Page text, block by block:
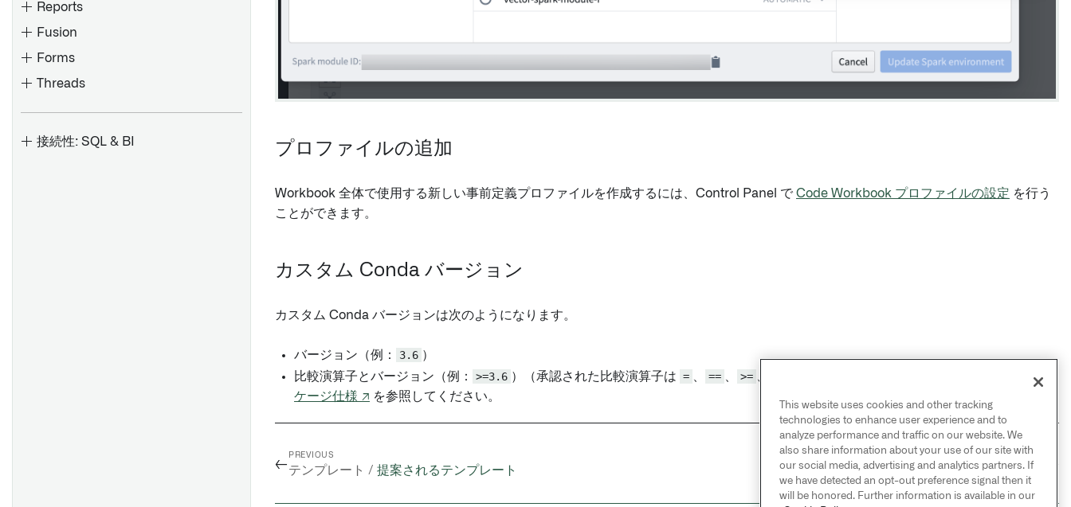
Reports
レガシーなFoundryレポート
レポートのタイトルの追加・
Fusion
データの検索と利用
Forms
Validators
Threads
接続性: SQL & BI プロファイルの追加
Workbook 全体で使用する新しい事前定義プロファイルを作成するには、Control Panel で Code Workbook プロファイルの設定 を行う
ことができます。
カスタム Conda バージョン
カスタム Conda バージョンは次のようになります。
バージョン（例： 3.6 ）
比較演算子とバージョン（例：
>=3.6 ）（承認された比較演算子は = 、 == 、 >= 、
Conda パッ
ケージ仕様 ↗ を参照してください。
←
PREVIOUS
テンプレート / 提案されるテンプレート
NEXT
Code Workbook プロファイル
This website uses cookies and other tracking
technologies to enhance user experience and to
analyze performance and traffic on our website. We
also share information about your use of our site with
our social media, advertising and analytics partners. If
we have detected an opt-out preference signal then it
will be honored. Further information is available in our